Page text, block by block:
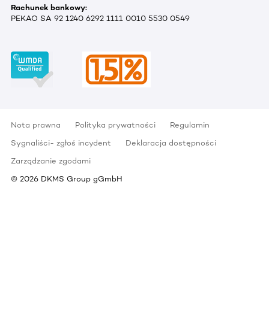
Rachunek bankowy:
PEKAO SA 92 1240 6292 1111 0010 5530 0549
Nota prawna Polityka prywatności
Regulamin
Sygnaliści- zgłoś incydent
Deklaracja dostępności
Zarządzanie zgodami
© 2026 DKMS Group gGmbH